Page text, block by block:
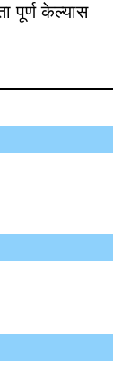
पूर्ण केल्यास